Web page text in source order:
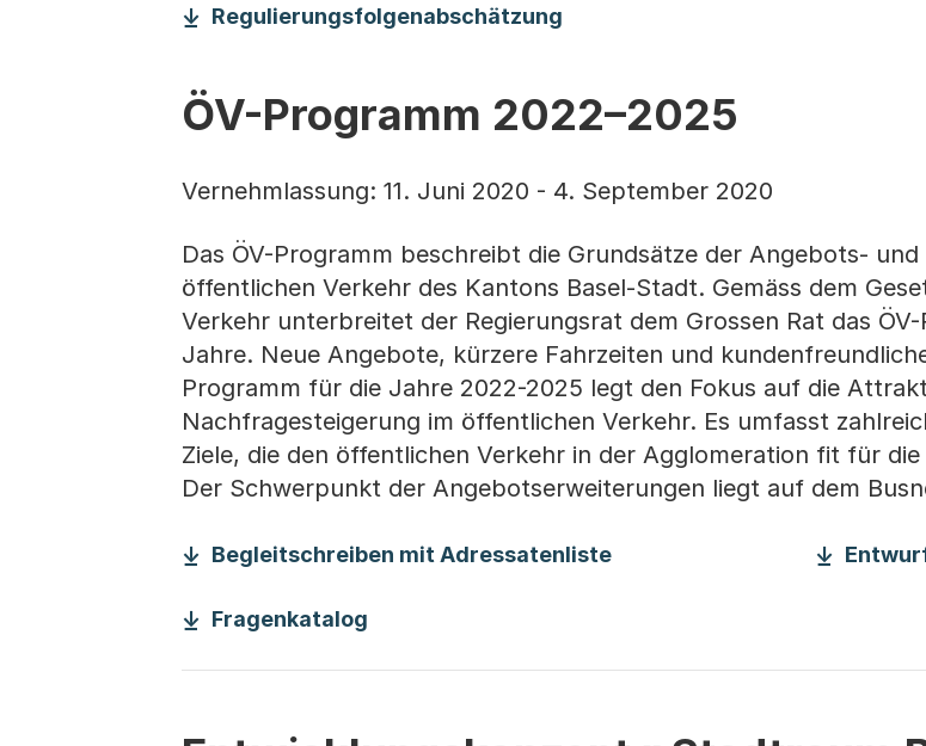
Regulierungsfolgenabschätzung
ÖV-Programm 2022–2025
Vernehmlassung: 11. Juni 2020 - 4. September 2020
Das ÖV-Programm beschreibt die Grundsätze der Angebots-
öffentlichen Verkehr des Kantons Basel-Stadt. Gemäss dem
Verkehr unterbreitet der Regierungsrat dem Grossen Rat das
Jahre. Neue Angebote, kürzere Fahrzeiten und
Programm für die Jahre 2022-2025 legt den Fokus auf die
Nachfragesteigerung im öffentlichen Verkehr. Es umfasst
Ziele, die den öffentlichen Verkehr in der Agglomeration fit für
Der Schwerpunkt der Angebotserweiterungen liegt auf dem
Begleitschreiben mit Adressatenliste(Startet einen Download)
Fragenkatalog